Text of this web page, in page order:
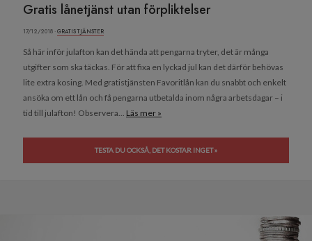
Gratis lånetjänst utan förpliktelser
17/12/2018 ·GRATIS TJÄNSTER
Så här inför julafton kan det hända att pengarna tryter, det är många
utgifter som ska täckas. För att fixa en lyckad jul kan det därför behövas
lite extra kosing. Med gratistjänsten Favoritlån kan du snabbt och enkelt
ansöka om ett lån och få pengarna utbetalda inom några arbetsdagar – i
tid till julafton! Observera... Läs mer »
TESTA DU OCKSÅ, DET KOSTAR INGET »